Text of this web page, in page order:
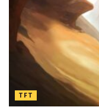
TFT